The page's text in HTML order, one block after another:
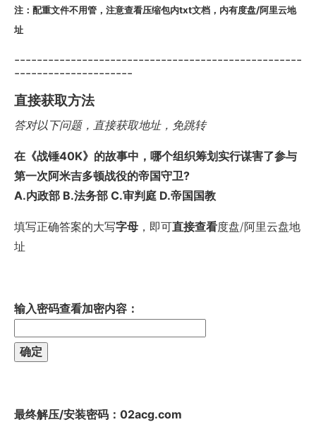
注：配重文件不用管，注意查看压缩包内txt文档，内有度盘/阿里云地
址
---------------------------------------------------
---------------------
直接获取方法
答对以下问题，直接获取地址，免跳转
在《战锤40K》的故事中，哪个组织筹划实行谋害了参与
第一次阿米吉多顿战役的帝国守卫?
A.内政部 B.法务部 C.审判庭 D.帝国国教
填写正确答案的大写字母 ，即可直接查看度盘/阿里云盘地
址
输入密码查看加密内容：
最终解压/安装密码 ：02acg.com